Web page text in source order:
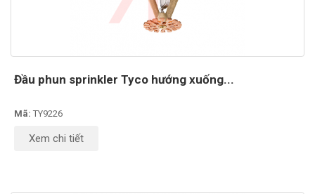
Đầu phun sprinkler Tyco hướng xuống...
Mã: TY9226
Xem chi tiết